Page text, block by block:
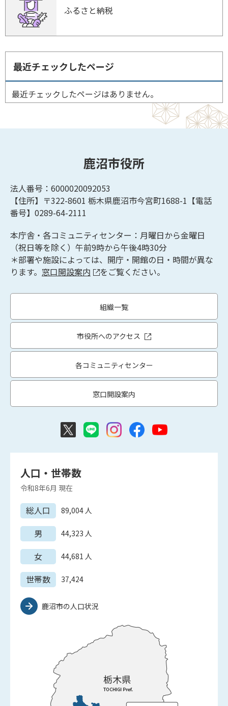
ふるさと納税
最近チェックしたページ
最近チェックしたページはありません。
鹿沼市役所
法人番号：6000020092053
【住所】〒322-8601 栃木県鹿沼市今宮町1688-1【電話
番号】0289-64-2111
本庁舎・各コミュニティセンター：月曜日から金曜日
（祝日等を除く）午前9時から午後4時30分
＊部署や施設によっては、開庁・開館の日・時間が異な
ります。 窓口開設案内 をご覧ください。
組織一覧
市役所へのアクセス
各コミュニティセンター
窓口開設案内
人口・世帯数
令和8年6月 現在
総人口 89,004人
男 44,323 人
女 44,681 人
世帯数 37,424
鹿沼市の人口状況